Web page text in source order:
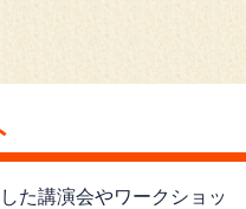
た講演会やワークショッ